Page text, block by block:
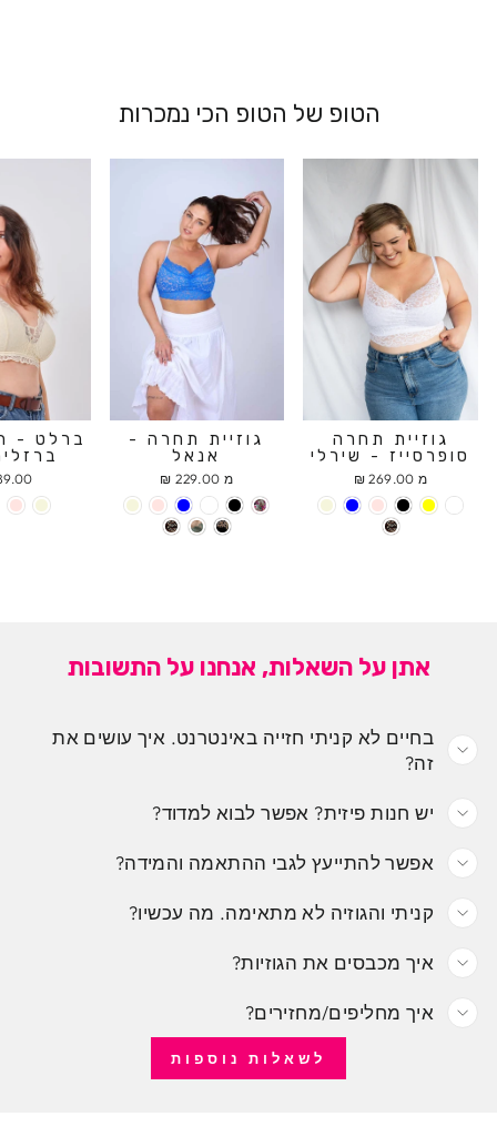
הטופ של הטופ הכי נמכרות
גוזיית תחרה
סופרסייז - שירלי
מ 269.00 ₪
גוזיית תחרה -
אנאל
מ 229.00 ₪
ברלט -
₪
אתן על השאלות, אנחנו על התשובות
בחיים לא קניתי חזייה באינטרנט. איך עושים את
זה?
יש חנות פיזית? אפשר לבוא למדוד?
אפשר להתייעץ לגבי ההתאמה והמידה?
קניתי והגוזיה לא מתאימה. מה עכשיו?
איך מכבסים את הגוזיות?
איך מחליפים/מחזירים?
לשאלות נוספות